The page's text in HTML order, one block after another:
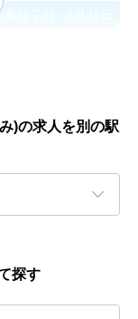
募終了日：
)の求人を別の駅
探す